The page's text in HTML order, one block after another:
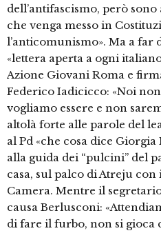
dell’antifascismo, però
che venga messo in
l’anticomunismo». Ma a far
«lettera aperta a ogni
Azione Giovani Roma e
Federico Iadicicco: «Noi
vogliamo essere e non
altolà forte alle parole del
al Pd «che cosa dice
alla guida dei “pulcini” del
casa, sul palco di Atreju
Camera. Mentre il
causa Berlusconi:
di fare il furbo, non si gioca